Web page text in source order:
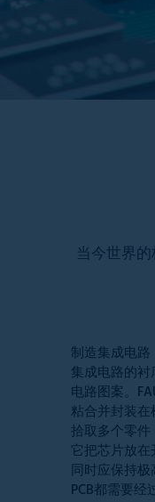
当今世界
制造集成电
集成电路的
电路图案。
粘合并封装
拾取多个零件
它把芯片放
同时应保持
PCB都需要经